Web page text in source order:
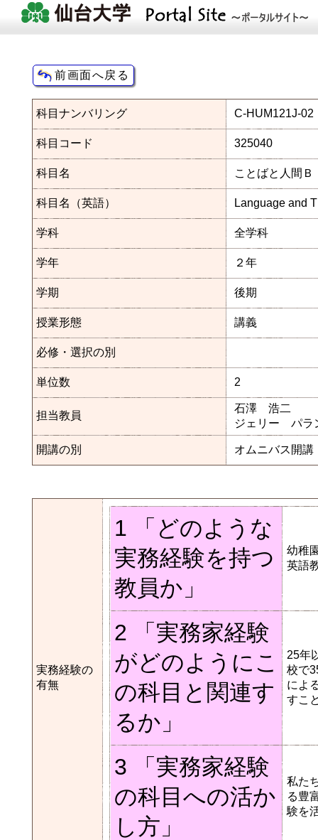
科目ナンバリング C-HUM121J-02
科目コード 325040
科目名 ことばと人間Ｂ
科目名（英語） Language and
学科 全学科
学年 ２年
学期 後期
授業形態 講義
必修・選択の別
単位数 2
担当教員
石澤 浩二
ジェリー パラ
開講の別 オムニバス開講
実務経験の
有無
1 「どのような
実務経験を持つ
教員か」
幼稚
英語
2 「実務家経験
がどのようにこ
の科目と関連す
るか」
25年
校で
によ
すこ
3 「実務家経験
の科目への活か
し方」
私た
る豊
験を